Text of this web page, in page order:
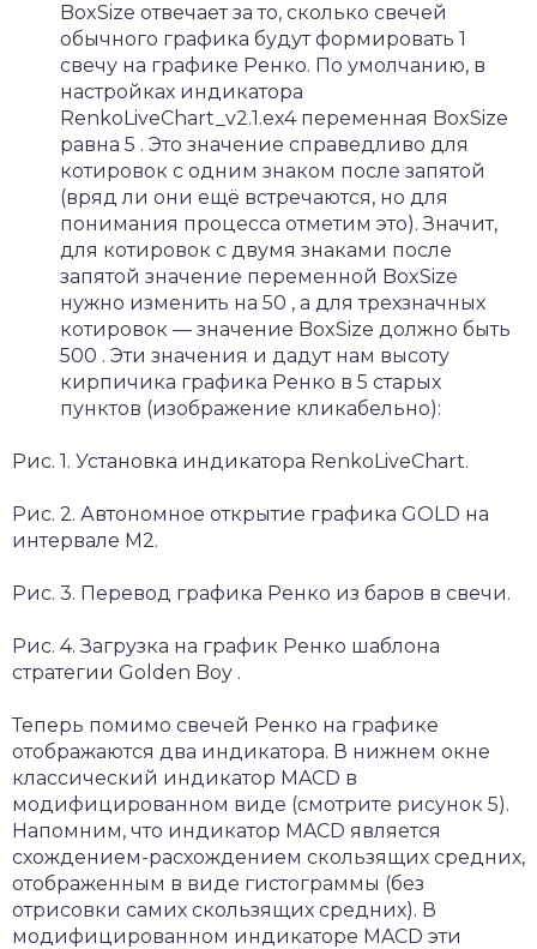
BoxSize отвечает за то, сколько свечей
обычного графика будут формировать 1
свечу на графике Ренко. По умолчанию, в
настройках индикатора
RenkoLiveChart_v2.1.ex4 переменная BoxSize
равна 5 . Это значение справедливо для
котировок с одним знаком после запятой
(вряд ли они ещё встречаются, но для
понимания процесса отметим это). Значит,
для котировок с двумя знаками после
запятой значение переменной BoxSize
нужно изменить на 50 , а для трехзначных
котировок — значение BoxSize должно быть
500 . Эти значения и дадут нам высоту
кирпичика графика Ренко в 5 старых
пунктов (изображение кликабельно):
Рис. 1. Установка индикатора RenkoLiveChart.
Рис. 2. Автономное открытие графика GOLD на
интервале M2.
Рис. 3. Перевод графика Ренко из баров в свечи.
Рис. 4. Загрузка на график Ренко шаблона
стратегии Golden Boy .
Теперь помимо свечей Ренко на графике
отображаются два индикатора. В нижнем окне
классический индикатор MACD в
модифицированном виде (смотрите рисунок 5).
Напомним, что индикатор MACD является
схождением-расхождением скользящих средних,
отображенным в виде гистограммы (без
отрисовки самих скользящих средних). В
модифицированном индикаторе MACD эти